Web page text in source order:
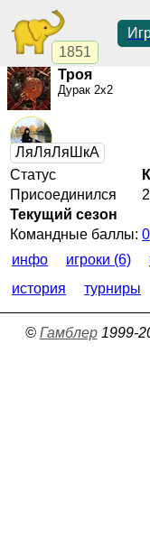
1851
Троя
Дурак 2х2
Статус
Присоединился
Текущий сезон
Командные баллы: 0
инфо
игроки (6)
история
турниры
© Гамблер1999-